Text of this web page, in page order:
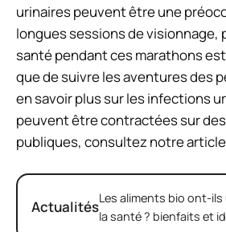
urinaires peuvent être une
longues sessions de visionnage,
santé pendant ces marathons
que de suivre les aventures des
en savoir plus sur les infections
peuvent être contractées sur
publiques, consultez notre
ActualitésLes aliments bio ont-
la santé ? bienfaits et